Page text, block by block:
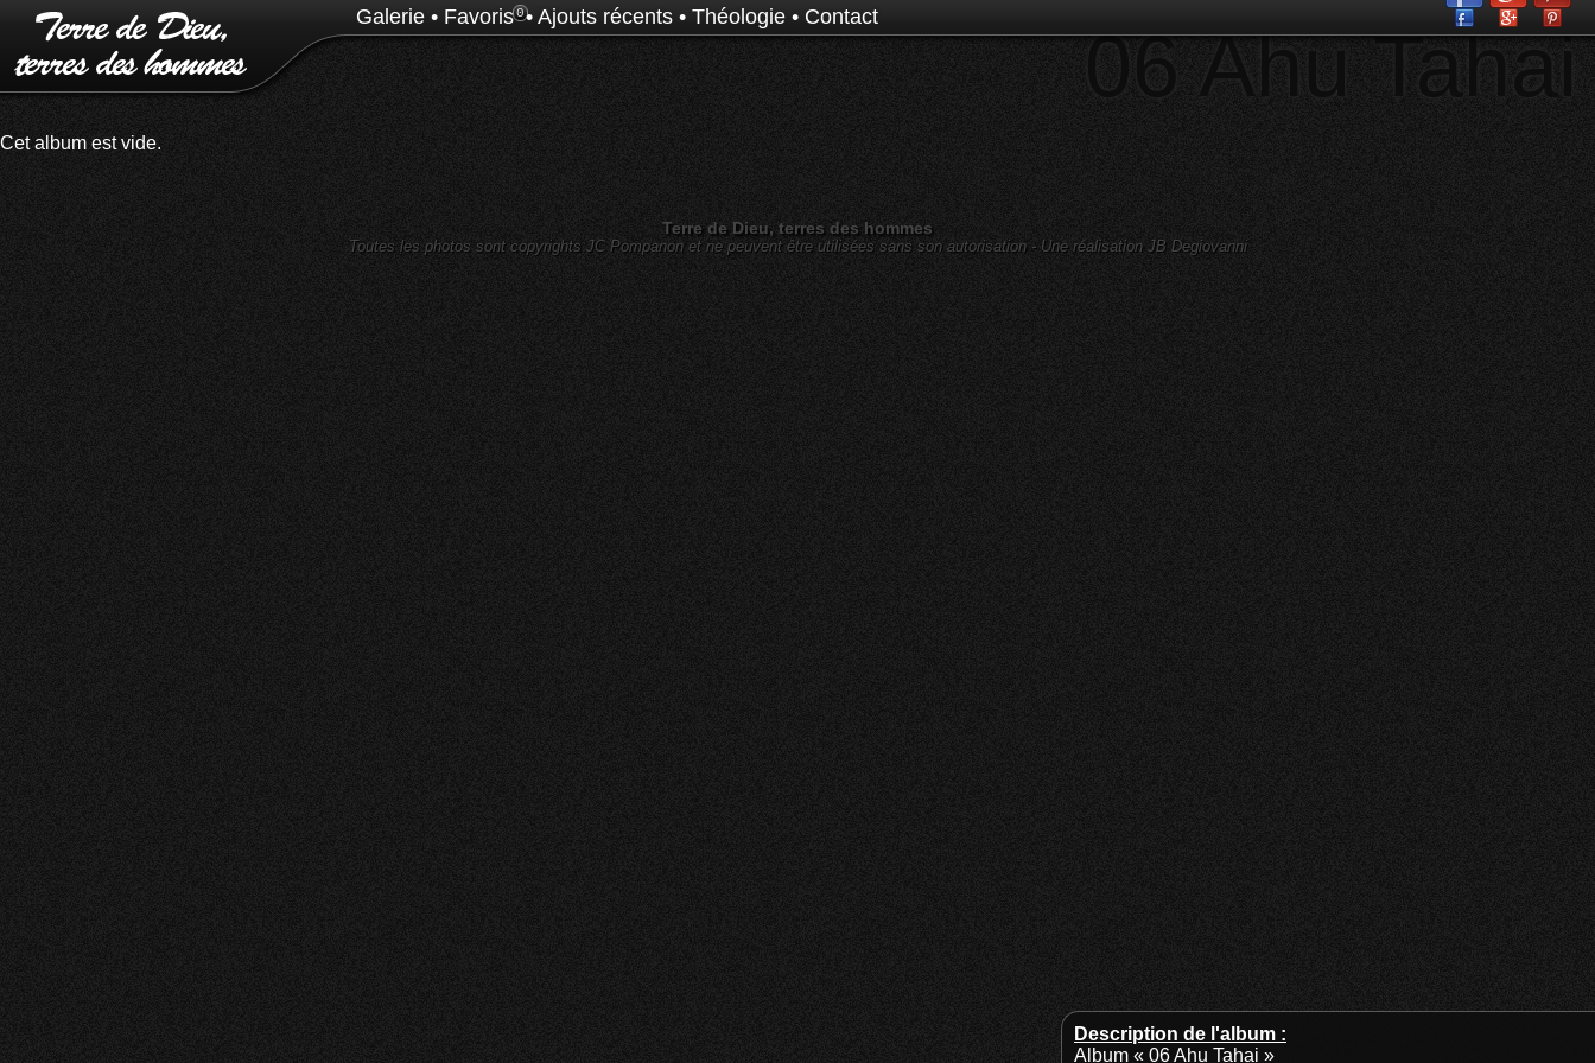
Galerie • Favoris0• Ajouts récents • Théologie • Contact
Description de l'album :
Album « 06 Ahu Tahai »
06 Ahu Tahai
Cet album est vide.
Terre de Dieu, terres des hommes
Toutes les photos sont copyrights JC Pompanon et ne peuvent être utilisées sans son autorisation - Une réalisation JB Degiovanni